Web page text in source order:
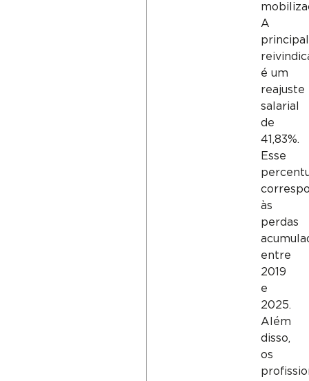
A
principal
é um
reajuste
salarial
de
41,83%.
Esse
às
perdas
entre
2019
e
2025.
Além
disso,
os